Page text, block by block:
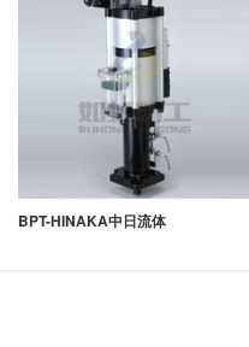
BPT-HINAKA中日流体